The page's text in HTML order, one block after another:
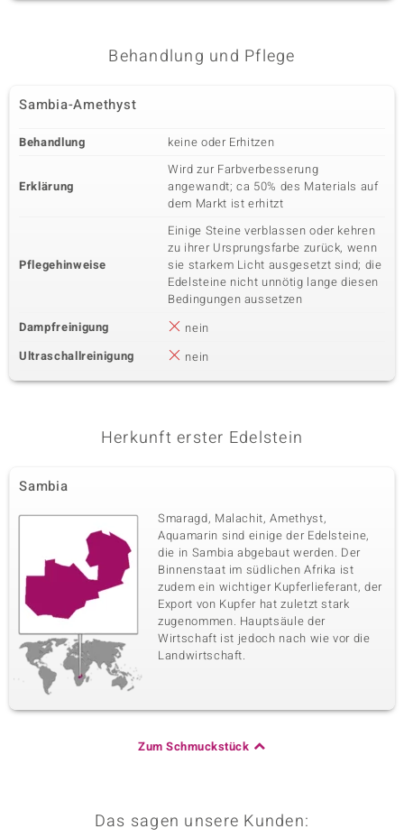
Ovalschliff
Behandlung und Pflege
Sambia-Amethyst
Behandlung keine oder Erhitzen
Erklärung
Wird zur Farbverbesserung
angewandt; ca 50% des Materials auf
dem Markt ist erhitzt
Pflegehinweise
Einige Steine verblassen oder kehren
zu ihrer Ursprungsfarbe zurück, wenn
sie starkem Licht ausgesetzt sind; die
Edelsteine nicht unnötig lange diesen
Bedingungen aussetzen
Dampfreinigung
nein
Ultraschallreinigung
nein
Herkunft erster Edelstein
Sambia
Smaragd, Malachit, Amethyst,
Aquamarin sind einige der Edelsteine,
die in Sambia abgebaut werden. Der
Binnenstaat im südlichen Afrika ist
zudem ein wichtiger Kupferlieferant, der
Export von Kupfer hat zuletzt stark
zugenommen. Hauptsäule der
Wirtschaft ist jedoch nach wie vor die
Landwirtschaft.
Zum Schmuckstück
Das sagen unsere Kunden: